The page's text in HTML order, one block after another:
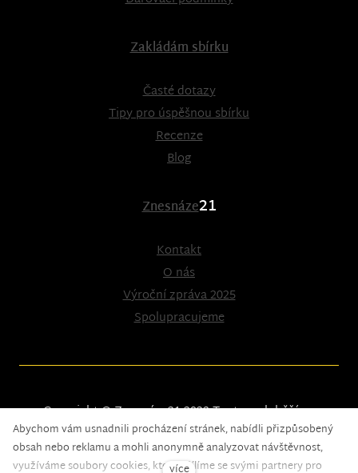
Zakládám sbírku
Časté dotazy
Tipy pro úspěšnou sbírku
Recenze
Blog
Znesnáze21
Kontakt
O nás
Výroční zpráva 2025
Spolupracujeme
Copyright © Znesnáze21 2023Tento web běží na
solidpixels.
Abychom vám usnadnili procházení stránek, nabídli přizpůsobený
obsah nebo reklamu a mohli anonymně analyzovat návštěvnost,
využíváme soubory cookies, které sdílíme se svými partnery pro